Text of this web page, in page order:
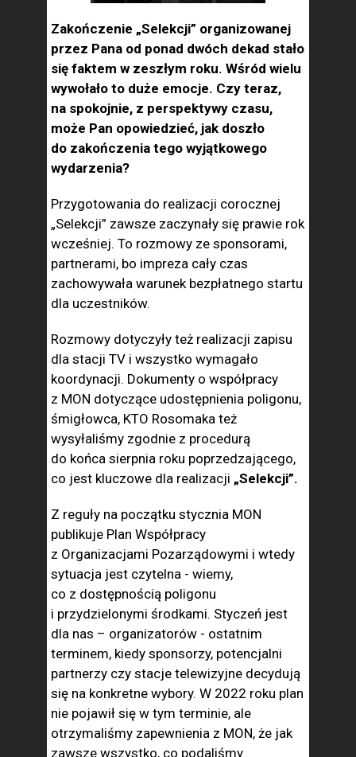
Zakończenie „Selekcji” organizowanej
przez Pana od ponad dwóch dekad stało
się faktem w zeszłym roku. Wśród wielu
wywołało to duże emocje. Czy teraz,
na spokojnie, z perspektywy czasu,
może Pan opowiedzieć, jak doszło
do zakończenia tego wyjątkowego
wydarzenia?
Przygotowania do realizacji corocznej
„Selekcji” zawsze zaczynały się prawie rok
wcześniej. To rozmowy ze sponsorami,
partnerami, bo impreza cały czas
zachowywała warunek bezpłatnego startu
dla uczestników.
Rozmowy dotyczyły też realizacji zapisu
dla stacji TV i wszystko wymagało
koordynacji. Dokumenty o współpracy
z MON dotyczące udostępnienia poligonu,
śmigłowca, KTO Rosomaka też
wysyłaliśmy zgodnie z procedurą
do końca sierpnia roku poprzedzającego,
co jest kluczowe dla realizacji „Selekcji”.
Z reguły na początku stycznia MON
publikuje Plan Współpracy
z Organizacjami Pozarządowymi i wtedy
sytuacja jest czytelna - wiemy,
co z dostępnością poligonu
i przydzielonymi środkami. Styczeń jest
dla nas – organizatorów - ostatnim
terminem, kiedy sponsorzy, potencjalni
partnerzy czy stacje telewizyjne decydują
się na konkretne wybory. W 2022 roku plan
nie pojawił się w tym terminie, ale
otrzymaliśmy zapewnienia z MON, że jak
zawsze wszystko, co podaliśmy